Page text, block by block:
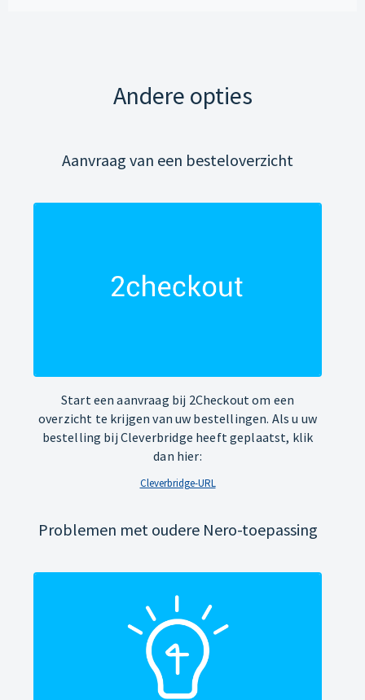
Andere opties
Aanvraag van een besteloverzicht
Start een aanvraag bij 2Checkout om een
overzicht te krijgen van uw bestellingen. Als u uw
bestelling bij Cleverbridge heeft geplaatst, klik
dan hier:
Cleverbridge-URL
Problemen met oudere Nero-toepassing